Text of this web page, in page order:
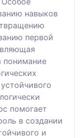
навыков
первой
понимание
помогает
в создании
и